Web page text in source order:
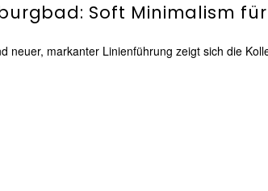
Soft Minimalism
neuer, markanter Linienführung zeigt sich die